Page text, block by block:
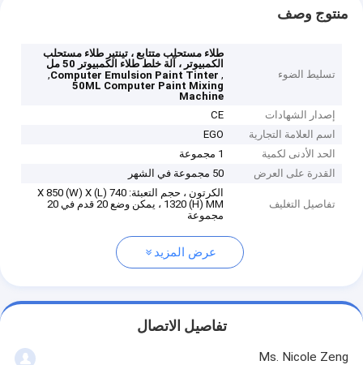
منتوج وصف
تسليط الضوء
طلاء مستحلب متتابع ، تينتير طلاء مستحلب
الكمبيوتر ، آلة خلط طلاء الكمبيوتر 50 مل
,
Computer Emulsion Paint Tinter
,
50ML Computer Paint Mixing
Machine
إصدار الشهادات
CE
اسم العلامة التجارية
EGO
الحد الأدنى لكمية
1 مجموعة
القدرة على العرض
50 مجموعة في الشهر
تفاصيل التغليف
الكرتون ، حجم التعبئة: 740 (L) X 850 (W) X
1320 (H) MM ، يمكن وضع 20 قدم في 20
مجموعة
عرض المزيد
تفاصيل الاتصال
Ms. Nicole Zeng